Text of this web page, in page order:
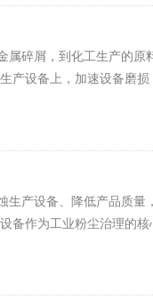
属碎屑，到化工生产的原
产设备上，加速设备磨
生产设备、降低产品质量
备作为工业粉尘治理的